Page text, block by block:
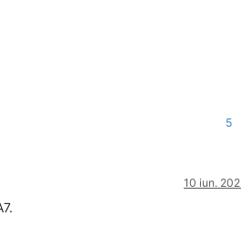
5
10 iun.